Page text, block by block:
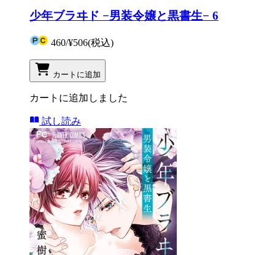
少年ブラヰド −男装令嬢と黒書生− 6
460/¥506(税込)
カートに追加
カートに追加しました
試し読み